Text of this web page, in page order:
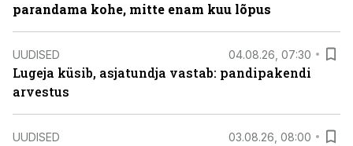
parandama kohe, mitte enam kuu lõpus
UUDISED 04.08.26, 07:30
Lugeja küsib, asjatundja vastab: pandipakendi
arvestus
UUDISED 03.08.26, 08:00